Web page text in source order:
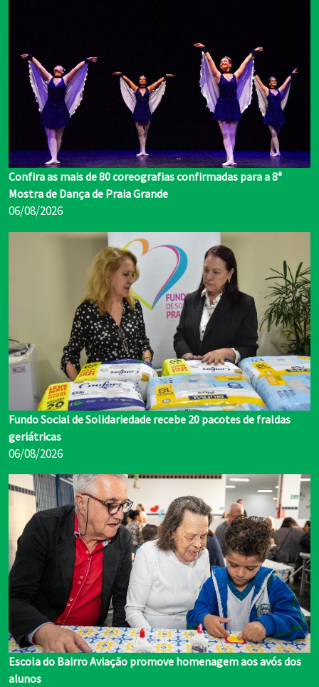
Confira as mais de 80 coreografias confirmadas para a 8ª
Mostra de Dança de Praia Grande
06/08/2026
Fundo Social de Solidariedade recebe 20 pacotes de fraldas
geriátricas
06/08/2026
Escola do Bairro Aviação promove homenagem aos avós dos
alunos